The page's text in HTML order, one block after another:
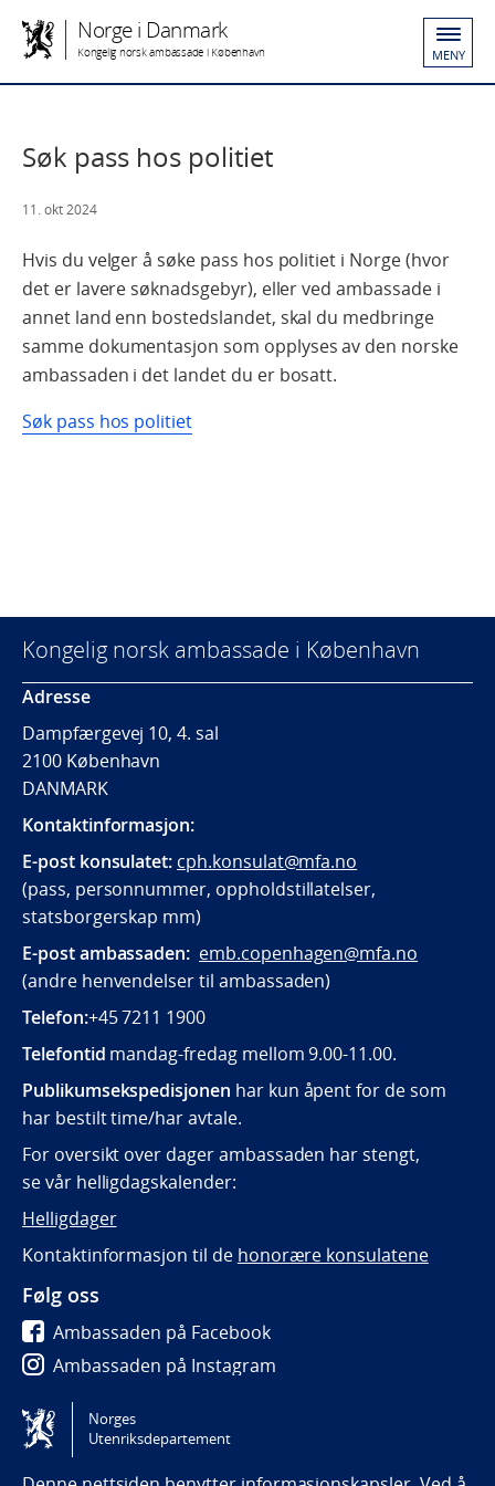
Norge i Danmark
Kongelig norsk ambassade i København MENY
Søk pass hos politiet
11. okt 2024
Hvis du velger å søke pass hos politiet i Norge (hvor
det er lavere søknadsgebyr), eller ved ambassade i
annet land enn bostedslandet, skal du medbringe
samme dokumentasjon som opplyses av den norske
ambassaden i det landet du er bosatt.
Søk pass hos politiet
Kongelig norsk ambassade i København
Adresse
Dampfærgevej 10, 4. sal
2100 København
DANMARK
Kontaktinformasjon:
E-post konsulatet: cph.konsulat@mfa.no
(pass, personnummer, oppholdstillatelser,
statsborgerskap mm)
E-post ambassaden: emb.copenhagen@mfa.no
(andre henvendelser til ambassaden)
Telefon:+45 7211 1900
Telefontid mandag-fredag mellom 9.00-11.00.
Publikumsekspedisjonen har kun åpent for de som
har bestilt time/har avtale.
For oversikt over dager ambassaden har stengt,
se vår helligdagskalender:
Helligdager
Kontaktinformasjon til de honorære konsulatene
Følg oss
Ambassaden på Facebook
Ambassaden på Instagram
Ambassaden på LinkedIn
Tilgjengelighetserklæring / Accessibility statement
Norges
Utenriksdepartement